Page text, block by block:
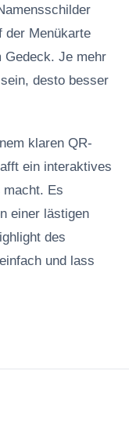
der Menükarte
Gedeck. Je mehr
desto besser
klaren QR-
ein interaktives
Es
einer lästigen
des
und lass